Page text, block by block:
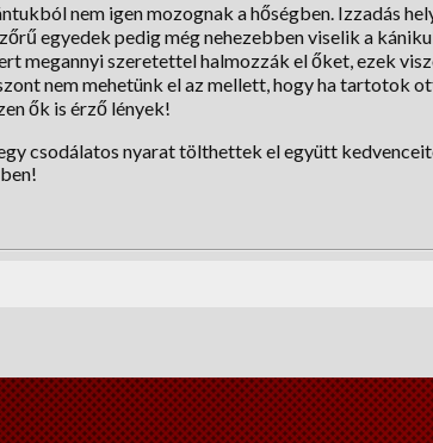
nem igen mozognak a hőségben. Izzadás
egyedek pedig még nehezebben viselik a
megannyi szeretettel halmozzák el őket, ezek
nem mehetünk el az mellett, hogy ha tartotok
ők is érző lények!
csodálatos nyarat tölthettek el együtt